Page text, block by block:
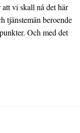
vi skall nå det här
tjänstemän beroende
Och med det